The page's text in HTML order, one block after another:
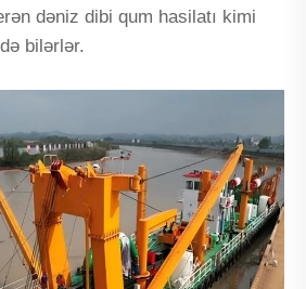
dəniz dibi qum hasilatı kimi
bilərlər.